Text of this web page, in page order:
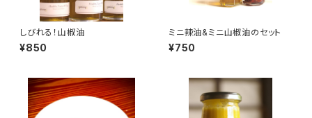
しびれる！山椒油
¥850
ミニ辣油&ミニ山椒油のセット
¥750